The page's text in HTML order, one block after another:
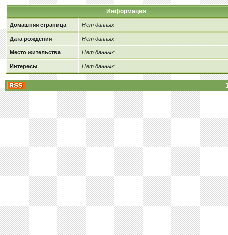
Информация
Домашняя страница Нет данных
Дата рождения Нет данных
Место жительства Нет данных
Интересы Нет данных